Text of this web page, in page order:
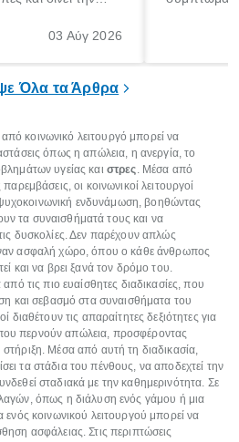
λίγες μέρες
03 Αύγ 2026
Όλα τα Άρθρα
κοινωνικό λειτουργό μπορεί να
όπως η απώλεια, η ανεργία, το
υγείας και στρες. Μέσα από
οι κοινωνικοί λειτουργοί
ενδυνάμωση, βοηθώντας
τα συναισθήματά τους και να
δυσκολίες. Δεν παρέχουν απλώς
ασφαλή χώρο, όπου ο κάθε άνθρωπος
και να βρει ξανά τον δρόμο του.
από τις πιο ευαίσθητες διαδικασίες, που
και σεβασμό στα συναισθήματα του
διαθέτουν τις απαραίτητες δεξιότητες για
περνούν απώλεια, προσφέροντας
Μέσα από αυτή τη διαδικασία,
τα στάδια του πένθους, να αποδεχτεί την
σταδιακά με την καθημερινότητα. Σε
όπως η διάλυση ενός γάμου ή μια
ενός κοινωνικού λειτουργού μπορεί να
ασφάλειας. Στις περιπτώσεις